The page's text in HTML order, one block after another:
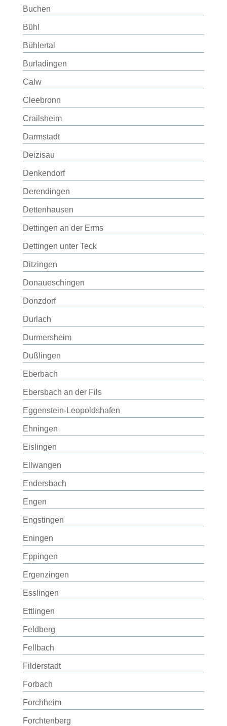
Buchen
Bühl
Bühlertal
Burladingen
Calw
Cleebronn
Crailsheim
Darmstadt
Deizisau
Denkendorf
Derendingen
Dettenhausen
Dettingen an der Erms
Dettingen unter Teck
Ditzingen
Donaueschingen
Donzdorf
Durlach
Durmersheim
Dußlingen
Eberbach
Ebersbach an der Fils
Eggenstein-Leopoldshafen
Ehningen
Eislingen
Ellwangen
Endersbach
Engen
Engstingen
Eningen
Eppingen
Ergenzingen
Esslingen
Ettlingen
Feldberg
Fellbach
Filderstadt
Forbach
Forchheim
Forchtenberg